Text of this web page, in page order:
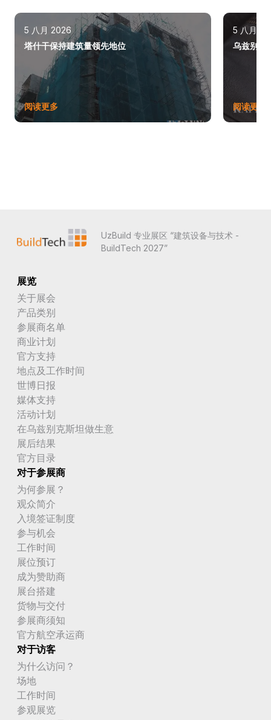
5 八月 2026
塔什干保持建筑量领先地位
阅读更多
5 八月
乌兹别克
阅读更多
UzBuild 专业展区 “建筑设备与技术 -
BuildTech 2027”
展览
关于展会
产品类别
参展商名单
商业计划
官方支持
地点及工作时间
世博日报
媒体支持
活动计划
在乌兹别克斯坦做生意
展后结果
官方目录
对于参展商
为何参展？
观众简介
入境签证制度
参与机会
工作时间
展位预订
成为赞助商
展台搭建
货物与交付
参展商须知
官方航空承运商
对于访客
为什么访问？
场地
工作时间
参观展览